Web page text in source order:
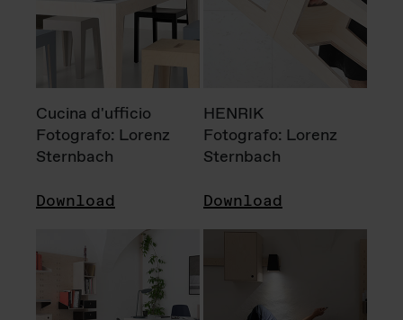
Cucina d'ufficio
Fotografo: Lorenz
Sternbach
Download
HENRIK
Fotografo: Lorenz
Sternbach
Download